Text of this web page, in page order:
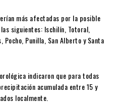
más afectadas por la posible
siguientes: Ischilín, Totoral,
Pocho, Punilla, San Alberto y Santa
indicaron que para todas
acumulada entre 15 y
localmente.